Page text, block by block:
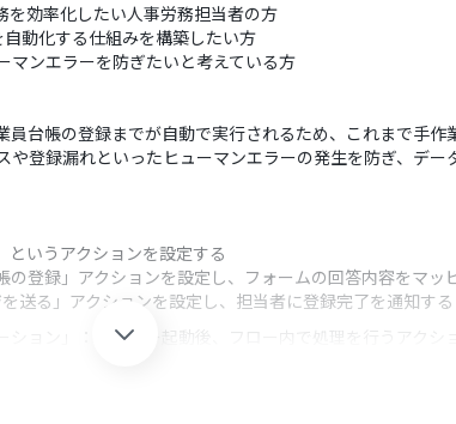
を効率化したい人事労務担当者の方
動化する仕組みを構築したい方
マンエラーを防ぎたいと考えている方
台帳の登録までが自動で実行されるため、これまで手作
登録漏れといったヒューマンエラーの発生を防ぎ、デー
いうアクションを設定する
登録」アクションを設定し、フォームの回答内容をマッ
送る」アクションを設定し、担当者に登録完了を通知する
ョン」：トリガー起動後、フロー内で処理を行うアクショ